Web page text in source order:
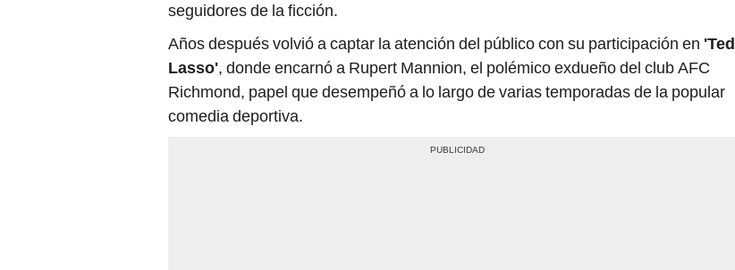
seguidores de la ficción.
Años después volvió a captar la atención del público con su participación en 'Ted
Lasso', donde encarnó a Rupert Mannion, el polémico exdueño del club AFC
Richmond, papel que desempeñó a lo largo de varias temporadas de la popular
comedia deportiva.